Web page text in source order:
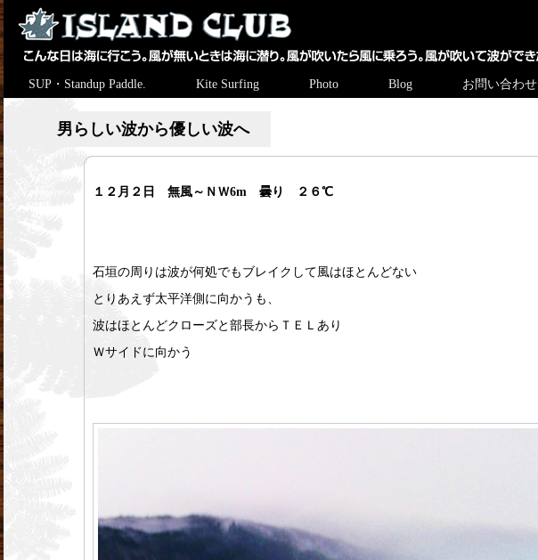
SUP・Standup Paddle. Kite Surfing Photo Blog お問い合わせ
男らしい波から優しい波へ
１２月２日 無風～ＮＷ6m 曇り ２６℃
石垣の周りは波が何処でもブレイクして風はほとんどない
とりあえず太平洋側に向かうも、
波はほとんどクローズと部長からＴＥＬあり
Ｗサイドに向かう